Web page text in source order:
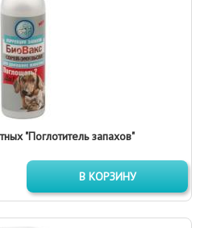
"Поглотитель запахов"
В КОРЗИНУ